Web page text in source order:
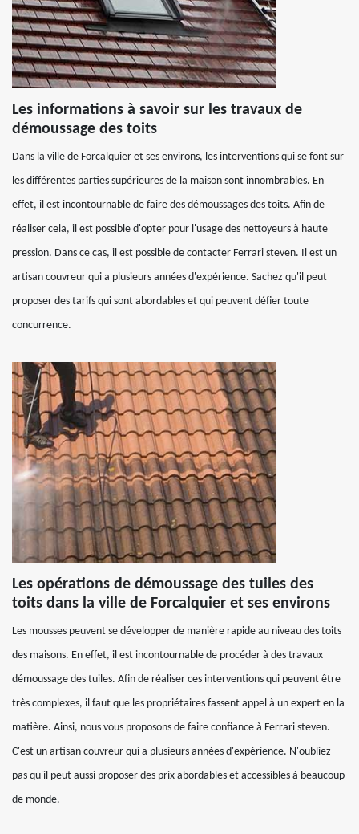
Les informations à savoir sur les travaux de
démoussage des toits
Dans la ville de Forcalquier et ses environs, les interventions qui se font sur
les différentes parties supérieures de la maison sont innombrables. En
effet, il est incontournable de faire des démoussages des toits. Afin de
réaliser cela, il est possible d'opter pour l'usage des nettoyeurs à haute
pression. Dans ce cas, il est possible de contacter Ferrari steven. Il est un
artisan couvreur qui a plusieurs années d'expérience. Sachez qu'il peut
proposer des tarifs qui sont abordables et qui peuvent défier toute
concurrence.
Les opérations de démoussage des tuiles des
toits dans la ville de Forcalquier et ses environs
Les mousses peuvent se développer de manière rapide au niveau des toits
des maisons. En effet, il est incontournable de procéder à des travaux
démoussage des tuiles. Afin de réaliser ces interventions qui peuvent être
très complexes, il faut que les propriétaires fassent appel à un expert en la
matière. Ainsi, nous vous proposons de faire confiance à Ferrari steven.
C'est un artisan couvreur qui a plusieurs années d'expérience. N'oubliez
pas qu'il peut aussi proposer des prix abordables et accessibles à beaucoup
de monde.